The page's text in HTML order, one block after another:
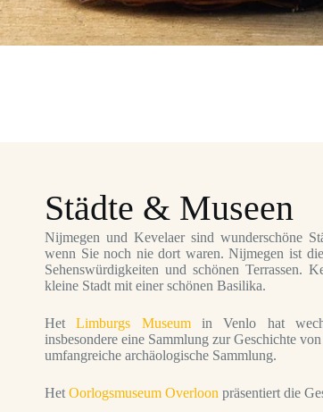
Städte & Museen
Nijmegen und Kevelaer sind wunderschöne
wenn Sie noch nie dort waren. Nijmegen ist
Sehenswürdigkeiten und schönen Terrassen.
kleine Stadt mit einer schönen Basilika.
HetLimburgs Museumin Venlo hat
insbesondere eine Sammlung zur Geschichte
umfangreiche archäologische Sammlung.
Het Oorlogsmuseum Overloon präsentiert die